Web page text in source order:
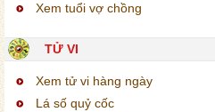
Xem tuổi vợ chồng
TỬ VI
Xem tử vi hàng ngày
Lá số quỷ cốc